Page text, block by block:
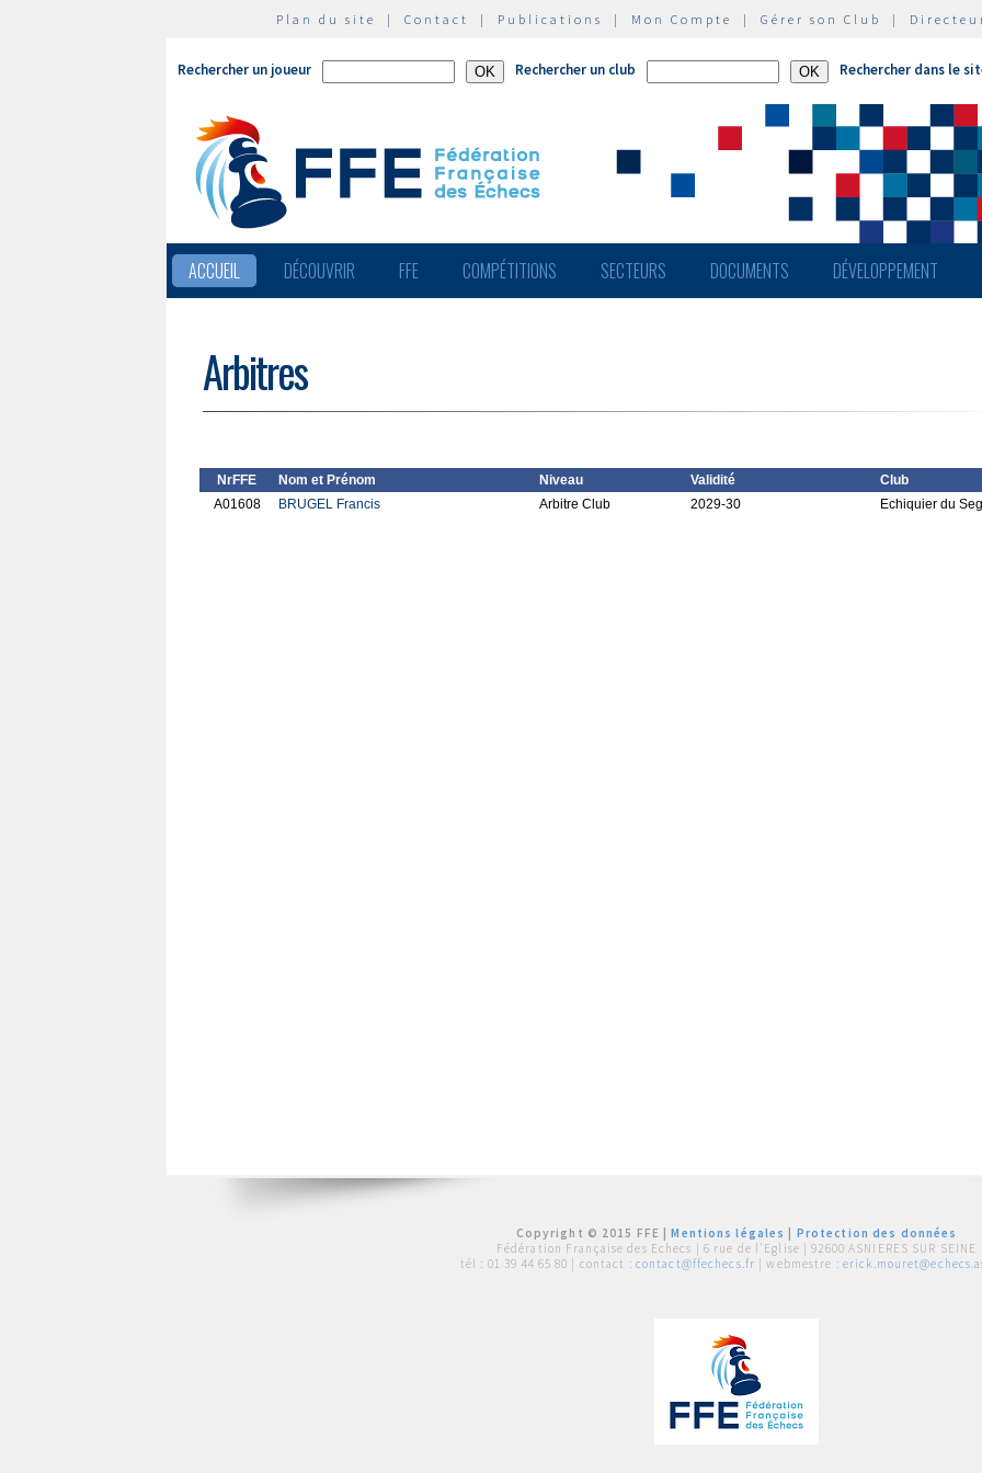
Plan du site | Contact | Publications | Mon Compte | Gérer son Club |
Rechercher un joueur Rechercher un club Rechercher dans le
ACCUEIL DÉCOUVRIR FFE COMPÉTITIONS SECTEURS DOCUMENTS DÉVELOPPEMENT
Arbitres
NrFFE Nom et Prénom Niveau Validité
Club
A01608
BRUGEL Francis Arbitre Club 2029-30 Echiquier du
Copyright © 2015 FFE |Mentions légales
Protection des données
Fédération Française des Echecs | 6 rue de l'Eglise | 92600 ASNIERES SUR SEINE
tél : 01 39 44 65 80 | contact : contact@ffechecs.fr | webmestre :